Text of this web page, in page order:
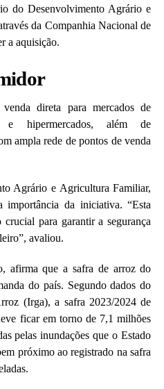
do Desenvolvimento Agrário e
da Companhia Nacional de
a aquisição.
direta para mercados de
e hipermercados, além de
ampla rede de pontos de venda
Agrário e Agricultura Familiar,
importância da iniciativa. “Esta
para garantir a segurança
avaliou.
afirma que a safra de arroz do
do país. Segundo dados do
(Irga), a safra 2023/2024 de
ficar em torno de 7,1 milhões
pelas inundações que o Estado
próximo ao registrado na safra